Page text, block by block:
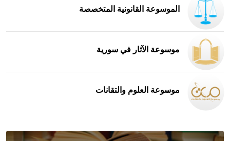
الموسوعة القانونية المتخصصة
موسوعة الآثار في سورية
موسوعة العلوم والتقانات